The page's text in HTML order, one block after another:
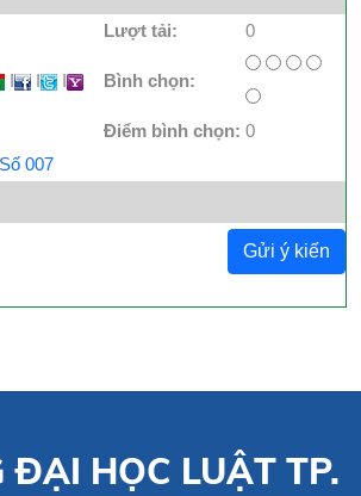
Lượt tải: 0
I I I Bình chọn:
Điểm bình chọn: 0
007
Gửi ý kiến
ĐẠI HỌC LUẬT TP.